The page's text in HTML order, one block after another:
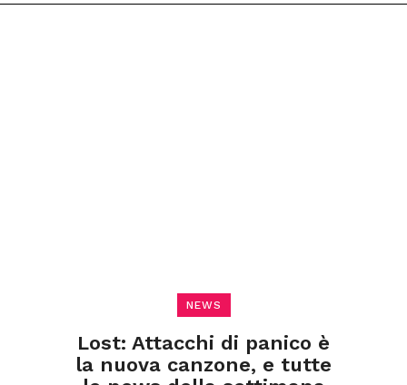
NEWS
Lost: Attacchi di panico è
la nuova canzone, e tutte